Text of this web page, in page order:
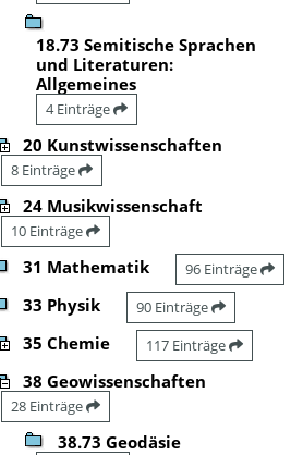
18.73 Semitische Sprachen
und Literaturen:
Allgemeines
4 Einträge
20 Kunstwissenschaften
8 Einträge
24 Musikwissenschaft
10 Einträge
31 Mathematik 96 Einträge
33 Physik 90 Einträge
35 Chemie 117 Einträge
38 Geowissenschaften
28 Einträge
38.73 Geodäsie